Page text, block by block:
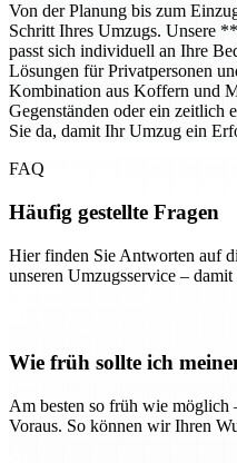
Von der Planung bis zum
Schritt Ihres Umzugs. Unsere
passt sich individuell an Ihre
Lösungen für Privatpersonen
Kombination aus Koffern und
Gegenständen oder ein
Sie da, damit Ihr Umzug ein
FAQ
Häufig gestellte Fragen
Hier finden Sie Antworten auf
unseren Umzugsservice –
Wie früh sollte ich
Am besten so früh wie möglich
Voraus. So können wir Ihren